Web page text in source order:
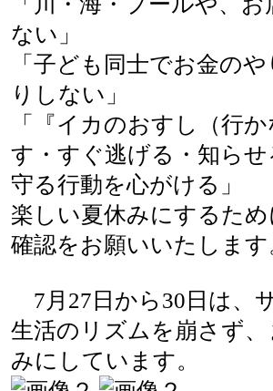
ない」
「子ども同士でお金の
りしない」
「『イカのおすし（行
す・すぐ逃げる・知ら
守る行動を心がける」
楽しい夏休みにするた
確認をお願いいたします
7月27日から30日は、
生活のリズムを崩さず
みにしています。